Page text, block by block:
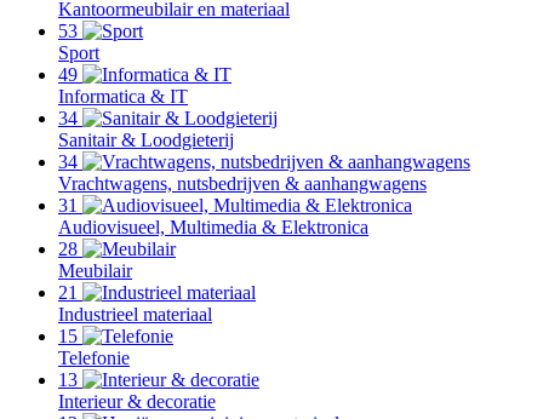
Kantoormeubilair en materiaal
53
Sport
49
Informatica & IT
34
Sanitair & Loodgieterij
34
Vrachtwagens, nutsbedrijven & aanhangwagens
31
Audiovisueel, Multimedia & Elektronica
28
Meubilair
21
Industrieel materiaal
15
Telefonie
13
Interieur & decoratie